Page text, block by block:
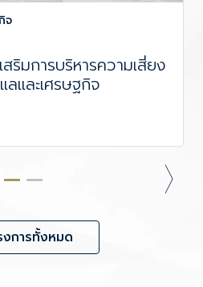
งการทั้งหมด
จ
ริมการบริหารความเสี่ยง
และเศรษฐกิจ